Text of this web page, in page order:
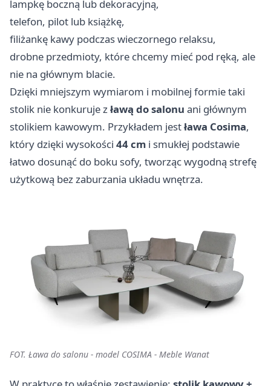
lampkę boczną lub dekoracyjną,
telefon, pilot lub książkę,
filiżankę kawy podczas wieczornego relaksu,
drobne przedmioty, które chcemy mieć pod ręką, ale
nie na głównym blacie.
Dzięki mniejszym wymiarom i mobilnej formie taki
stolik nie konkuruje zławą do salonu ani głównym
stolikiem kawowym. Przykładem jestława Cosima,
który dzięki wysokości 44 cm i smukłej podstawie
łatwo dosunąć do boku sofy, tworząc wygodną strefę
użytkową bez zaburzania układu wnętrza.
FOT. Ława do salonu - model COSIMA - Meble Wanat